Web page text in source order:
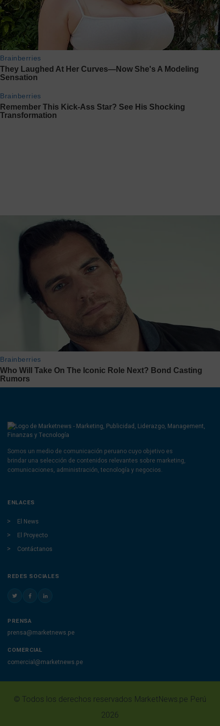
Somos un medio de comunicación peruano cuyo objetivo es
brindar una selección de contenidos relevantes sobre marketing,
comunicaciones, administración, tecnología y negocios.
ENLACES
El News
El Proyecto
Contáctanos
REDES SOCIALES
PRENSA
prensa@marketnews.pe
COMERCIAL
comercial@marketnews.pe
© Todos los derechos reservados MarketNews.pe Perú
2026